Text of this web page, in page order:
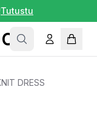
Tutustu
DRESS